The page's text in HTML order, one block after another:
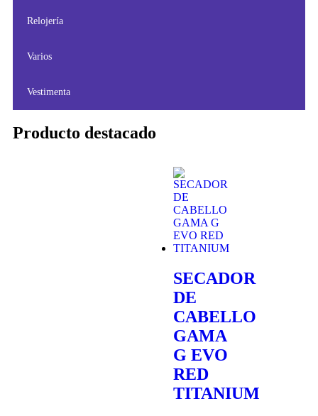
Relojería
Varios
Vestimenta
Producto destacado
SECADOR
DE
CABELLO
GAMA
G EVO
RED
TITANIUM